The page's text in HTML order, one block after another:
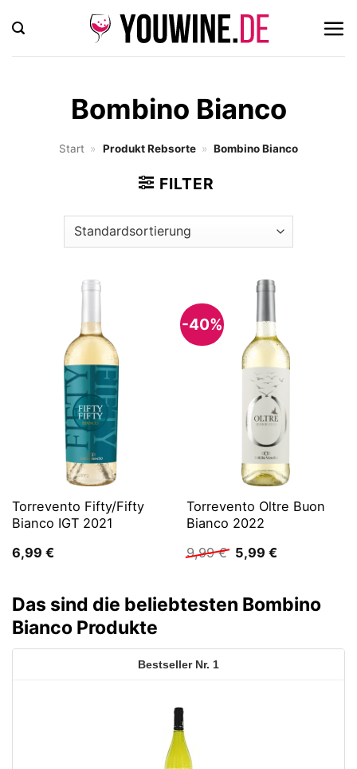
Inhalt
springen
Bombino Bianco
Start » Produkt Rebsorte » Bombino Bianco
FILTER
Torrevento Fifty/Fifty
Bianco IGT 2021
6,99 €
-40%
Torrevento Oltre Buon
Bianco 2022
9,99€ Ursprünglicher
Preis
5,99 €Aktueller
Das sind die beliebtesten Bombino
Bianco Produkte
1